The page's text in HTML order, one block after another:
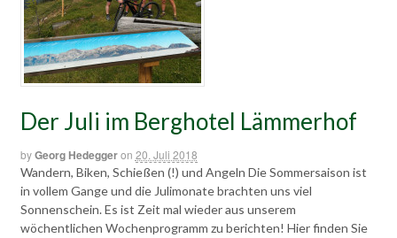
Der Juli im Berghotel Lämmerhof
byGeorg Hedeggeron 20. Juli 2018
Wandern, Biken, Schießen (!) und Angeln Die Sommersaison ist
in vollem Gange und die Julimonate brachten uns viel
Sonnenschein. Es ist Zeit mal wieder aus unserem
wöchentlichen Wochenprogramm zu berichten! Hier finden Sie